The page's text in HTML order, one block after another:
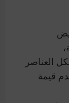
العناصر
قيمة